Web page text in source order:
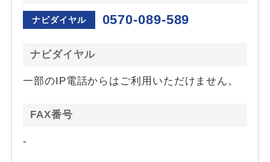
ナビダイヤル 0570-089-589
ナビダイヤル
一部のIP電話からはご利用いただけません。
FAX番号
-